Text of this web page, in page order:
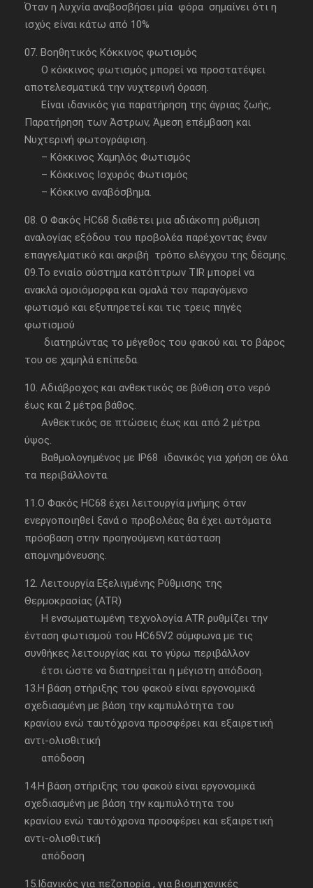
Όταν η λυχνία αναβοσβήσει μία φόρα σημαίνει ότι η
ισχύς είναι κάτω από 10%
07. Βοηθητικός Κόκκινος φωτισμός
Ο κόκκινος φωτισμός μπορεί να προστατέψει
αποτελεσματικά την νυχτερινή όραση.
Είναι ιδανικός για παρατήρηση της άγριας ζωής,
Παρατήρηση των Άστρων, Άμεση επέμβαση και
Νυχτερινή φωτογράφιση.
– Κόκκινος Χαμηλός Φωτισμός
– Κόκκινος Ισχυρός Φωτισμός
– Κόκκινο αναβόσβημα.
08. O Φακός HC68 διαθέτει μια αδιάκοπη ρύθμιση
αναλογίας εξόδου του προβολέα παρέχοντας έναν
επαγγελματικό και ακριβή τρόπο ελέγχου της δέσμης.
09.Το ενιαίο σύστημα κατόπτρων TIR μπορεί να
ανακλά ομοιόμορφα και ομαλά τον παραγόμενο
φωτισμό και εξυπηρετεί και τις τρεις πηγές
φωτισμού
διατηρώντας το μέγεθος του φακού και το βάρος
του σε χαμηλά επίπεδα.
10. Αδιάβροχος και ανθεκτικός σε βύθιση στο νερό
έως και 2 μέτρα βάθος.
Ανθεκτικός σε πτώσεις έως και από 2 μέτρα
ύψος.
Βαθμολογημένος με IP68 ιδανικός για χρήση σε όλα
τα περιβάλλοντα.
11.O Φακός HC68 έχει λειτουργία μνήμης όταν
ενεργοποιηθεί ξανά ο προβολέας θα έχει αυτόματα
πρόσβαση στην προηγούμενη κατάσταση
απομνημόνευσης.
12. Λειτουργία Εξελιγμένης Ρύθμισης της
Θερμοκρασίας (ATR)
Η ενσωματωμένη τεχνολογία ATR ρυθμίζει την
ένταση φωτισμού του HC65V2 σύμφωνα με τις
συνθήκες λειτουργίας και το γύρω περιβάλλον
έτσι ώστε να διατηρείται η μέγιστη απόδοση.
13.Η βάση στήριξης του φακού είναι εργονομικά
σχεδιασμένη με βάση την καμπυλότητα του
κρανίου ενώ ταυτόχρονα προσφέρει και εξαιρετική
αντι-ολισθιτική
απόδοση
14.Η βάση στήριξης του φακού είναι εργονομικά
σχεδιασμένη με βάση την καμπυλότητα του
κρανίου ενώ ταυτόχρονα προσφέρει και εξαιρετική
αντι-ολισθιτική
απόδοση
15.Ιδανικός για πεζοπορία , για βιομηχανικές